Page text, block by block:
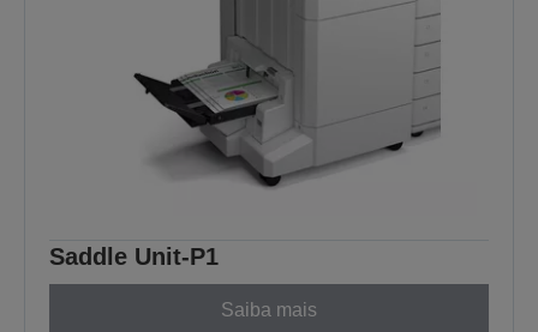
Saddle Unit-P1
Saiba mais